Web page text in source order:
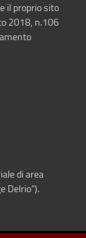
il proprio sito
2018, n.106
di area
Delrio”).